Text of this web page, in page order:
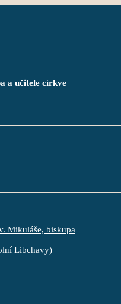
a učitele církve
Mikuláše, biskupa
Libchavy)